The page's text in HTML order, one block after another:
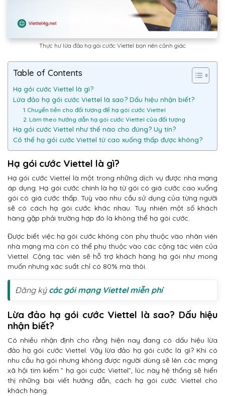
Thực hư lừa đảo hạ gói cước Viettel bạn nên cảnh giác
Table of Contents
Hạ gói cước Viettel là gì?
Lừa đảo hạ gói cước Viettel là sao? Dấu hiệu nhận biết?
1. Chuyển tiền cho đối tượng để hạ gói cước Viettel
2. Làm theo hướng dẫn hạ gói cước Viettel của đối tượng
Hạ gói cước Viettel như thế nào cho đúng? Uy tín?
Có thể hạ gói cước Viettel từ cao xuống thấp được không?
Hạ gói cước Viettel là gì?
Hạ gói cước Viettel là một trong những dịch vụ được nhà mạng
áp dụng. Hạ gói cước chính là hạ từ gói có giá cước cao xuống
gói có giá cước thấp. Tuỳ vào nhu cầu sử dụng của từng người
sẽ có cách hạ gói cước khác nhau. Tuy nhiên một số khách
hàng gặp phải trường hợp đó là không thể hạ gói cước.
Được biết việc hạ gói cước không còn phụ thuộc vào nhân viên
nhà mạng mà còn có thể phụ thuộc vào các cộng tác viên của
Viettel. Cộng tác viên sẽ hỗ trợ khách hàng hạ gói như mong
muốn nhưng xác suất chỉ có 80% mà thôi.
Đăng ký các gói mạng Viettel miễn phí
Lừa đảo hạ gói cước Viettel là sao? Dấu hiệu
nhận biết?
Có nhiều nhận định cho rằng hiện nay đang có dấu hiệu lừa
đảo hạ gói cước Viettel. Vậy lừa đảo hạ gói cước là gì? Khi có
nhu cầu hạ gói nhưng không được người dùng sẽ lên các mạng
xã hội tìm kiếm ” hạ gói cước Viettel”, lúc này hệ thống sẽ hiển
thị những bài viết hướng dẫn, cách hạ gói cước Viettel cho
khách hàng.